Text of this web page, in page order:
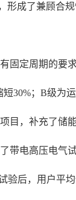
成了兼顾合
固定周期的要
30%；B级为
目，补充了储
带电高压电气
后，用户平